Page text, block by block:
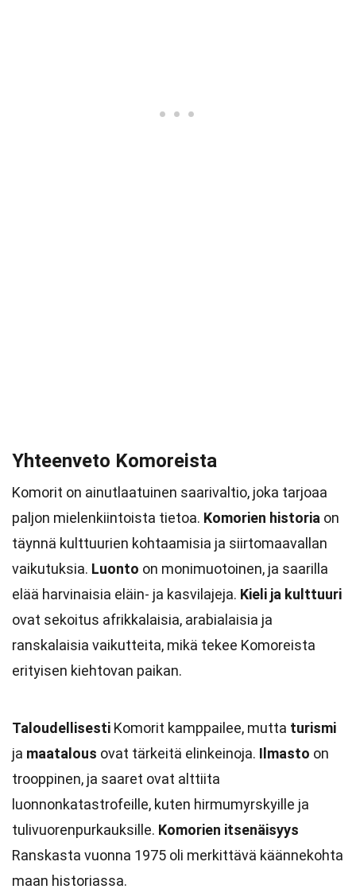
Yhteenveto Komoreista
Komorit on ainutlaatuinen saarivaltio, joka tarjoaa
paljon mielenkiintoista tietoa. Komorien historia on
täynnä kulttuurien kohtaamisia ja siirtomaavallan
vaikutuksia. Luonto on monimuotoinen, ja saarilla
elää harvinaisia eläin- ja kasvilajeja. Kieli ja kulttuuri
ovat sekoitus afrikkalaisia, arabialaisia ja
ranskalaisia vaikutteita, mikä tekee Komoreista
erityisen kiehtovan paikan.
Taloudellisesti Komorit kamppailee, mutta turismi
ja maatalous ovat tärkeitä elinkeinoja. Ilmasto on
trooppinen, ja saaret ovat alttiita
luonnonkatastrofeille, kuten hirmumyrskyille ja
tulivuorenpurkauksille. Komorien itsenäisyys
Ranskasta vuonna 1975 oli merkittävä käännekohta
maan historiassa.